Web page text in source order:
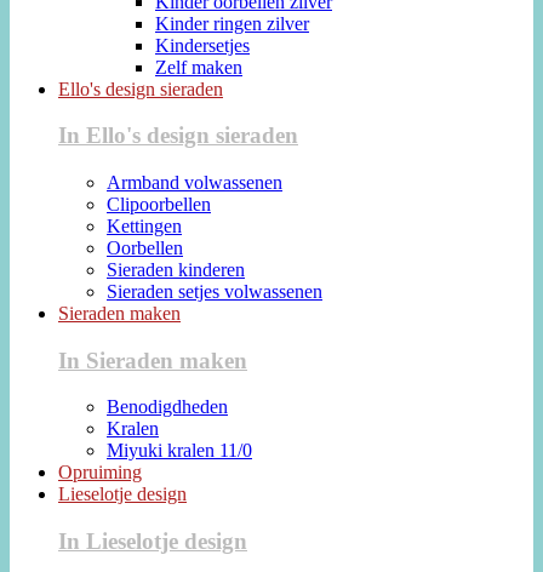
Kinder ringen zilver
Kindersetjes
Zelf maken
Ello's design sieraden
In Ello's design sieraden
Armband volwassenen
Clipoorbellen
Kettingen
Oorbellen
Sieraden kinderen
Sieraden setjes volwassenen
Sieraden maken
In Sieraden maken
Benodigdheden
Kralen
Miyuki kralen 11/0
Opruiming
Lieselotje design
In Lieselotje design